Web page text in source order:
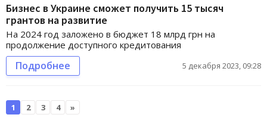
Бизнес в Украине сможет получить 15 тысяч
грантов на развитие
На 2024 год заложено в бюджет 18 млрд грн на
продолжение доступного кредитования
Подробнее 5 декабря 2023, 09:28
1 2 3 4 »